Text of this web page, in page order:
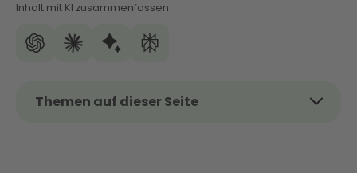
Inhalt mit KI zusammenfassen
Themen auf dieser Seite